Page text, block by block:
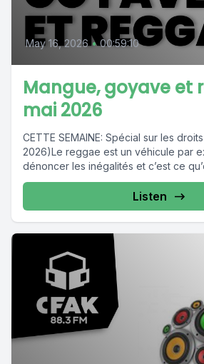
May 16, 2026 • 00:59:10
Mangue, goyave et
mai 2026
CETTE SEMAINE: Spécial sur les
2026)Le reggae est un véhicule par
dénoncer les inégalités et c’est ce
Listen